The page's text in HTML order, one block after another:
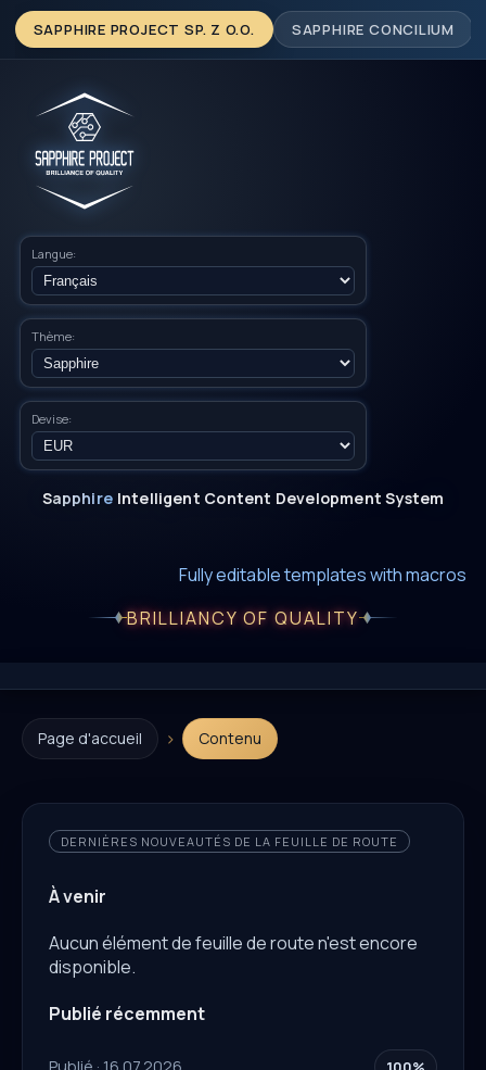
SAPPHIRE PROJECT SP. Z O.O. SAPPHIRE CONCILIUM
Langue:
Thème:
Devise:
Sapphire Intelligent Content Development System
Fully customizable SQL macros support
BRILLIANCY OF QUALITY
Page d'accueil › Contenu
DERNIÈRES NOUVEAUTÉS DE LA FEUILLE DE ROUTE
À venir
Aucun élément de feuille de route n'est encore
disponible.
Publié récemment